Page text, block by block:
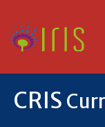
CRIS